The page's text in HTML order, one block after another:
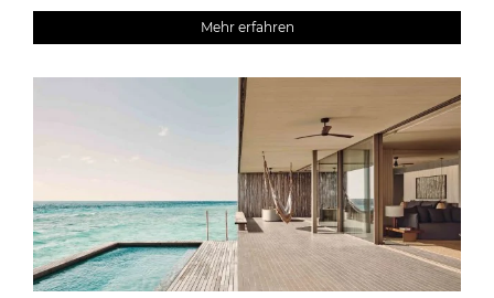
Mehr erfahren